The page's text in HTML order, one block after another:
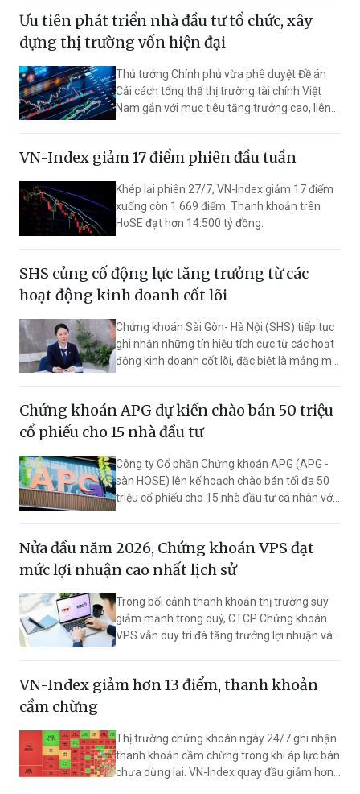
kể dù nhóm cổ phiếu vốn hóa lớn chưa thực
sự bứt phá.
Ưu tiên phát triển nhà đầu tư tổ chức, xây
dựng thị trường vốn hiện đại
Thủ tướng Chính phủ vừa phê duyệt Đề án
Cải cách tổng thể thị trường tài chính Việt
Nam gắn với mục tiêu tăng trưởng cao, liên
tiên mở rộng lực lượng nhà đầu tư tổ chức,
VN-Index giảm 17 điểm phiên đầu tuần
Khép lại phiên 27/7, VN-Index giảm 17 điểm
xuống còn 1.669 điểm. Thanh khoản trên
HoSE đạt hơn 14.500 tỷ đồng.
SHS củng cố động lực tăng trưởng từ các
hoạt động kinh doanh cốt lõi
Chứng khoán Sài Gòn- Hà Nội (SHS) tiếp tục
ghi nhận những tín hiệu tích cực từ các hoạt
động kinh doanh cốt lõi, đặc biệt là mảng môi
Chứng khoán APG dự kiến chào bán 50 triệu
cổ phiếu cho 15 nhà đầu tư
Công ty Cổ phần Chứng khoán APG (APG -
sàn HOSE) lên kế hoạch chào bán tối đa 50
triệu cổ phiếu cho 15 nhà đầu tư cá nhân với
Nửa đầu năm 2026, Chứng khoán VPS đạt
mức lợi nhuận cao nhất lịch sử
Trong bối cảnh thanh khoản thị trường suy
giảm mạnh trong quý, CTCP Chứng khoán
VPS vẫn duy trì đà tăng trưởng lợi nhuận và
mức cao nhất trong lịch sử công ty đối với
VN-Index giảm hơn 13 điểm, thanh khoản
cầm chừng
Thị trường chứng khoán ngày 24/7 ghi nhận
thanh khoản cầm chừng trong khi áp lực bán
chưa dừng lại. VN-Index quay đầu giảm hơn